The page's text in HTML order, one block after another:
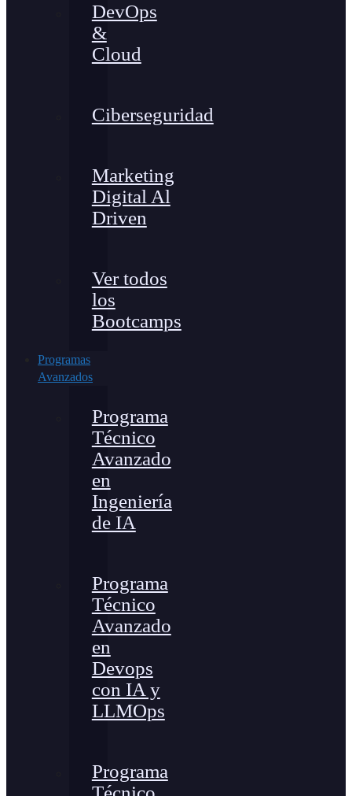
DevOps
&
Cloud
Ciberseguridad
Marketing
Digital Al
Driven
Ver todos
los
Bootcamps
Programas
Avanzados
Programa
Técnico
Avanzado
en
Ingeniería
de IA
Programa
Técnico
Avanzado
en
Devops
con IA y
LLMOps
Programa